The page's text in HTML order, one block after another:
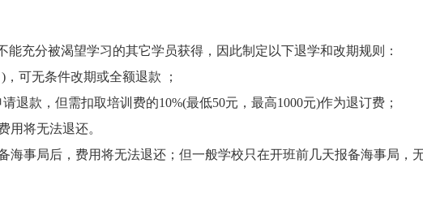
能充分被渴望学习的其它学员获得，因此制定以下退学和改期规则：
可无条件改期或全额退款 ；
退款，但需扣取培训费的10%(最低50元，最高1000元)作为退订费；
用将无法退还。
海事局后，费用将无法退还；但一般学校只在开班前几天报备海事局，